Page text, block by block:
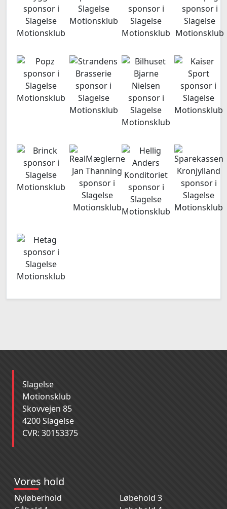
Vores hold
Nyløberhold
Løbehold 3
Slagelse
Motionsklub
Skovvejen 85
4200 Slagelse
CVR: 30153375